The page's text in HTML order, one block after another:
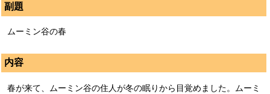
副題
ムーミン谷の春
内容
春が来て、ムーミン谷の住人が冬の眠りから目覚めました。ムーミ